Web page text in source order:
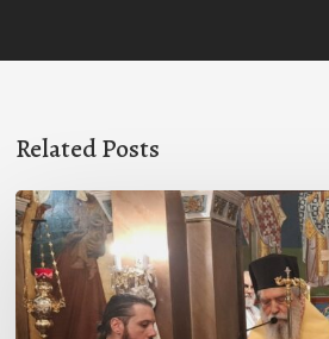
Related Posts
Ιερά
Παράκληση
στον
Ι.Ν.